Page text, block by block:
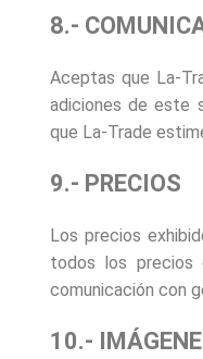
8.-
Aceptas que La-
adiciones de este
que La-Trade
9.- PRECIOS
Los precios
todos los precios
comunicación con
10.-